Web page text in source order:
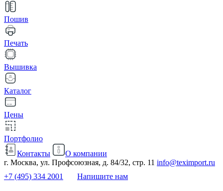
Пошив
Печать
Вышивка
Каталог
Цены
Портфолио
Контакты
О компании
г. Москва, ул. Профсоюзная, д. 84/32, стр. 11 info@teximport.ru
+7 (495) 334 2001
Напишите нам